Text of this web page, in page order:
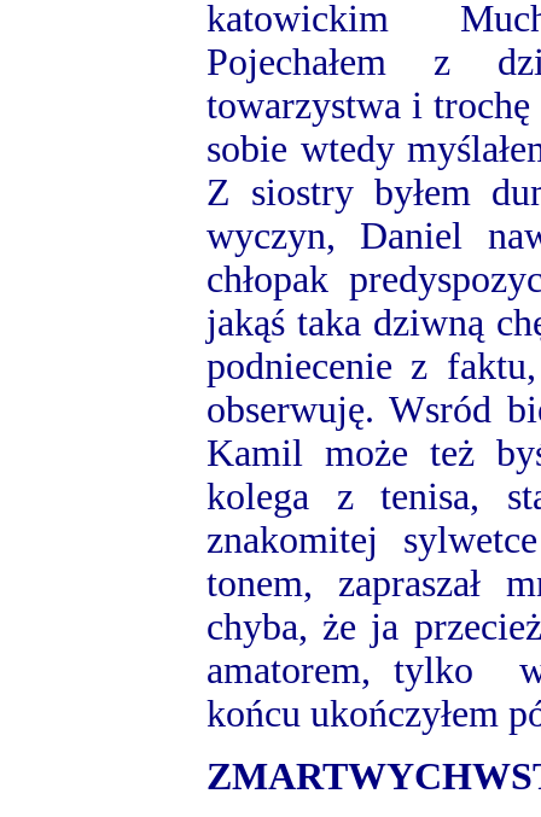
katowickim
Pojechałem z
towarzystwa i
sobie wtedy
Z siostry byłem
wyczyn, Daniel
chłopak
jakąś taka dziwną
podniecenie z
obserwuję. Wsród
Kamil może też
kolega z tenisa,
znakomitej
tonem, zapraszał
chyba, że ja
amatorem, tylko
końcu ukończyłem